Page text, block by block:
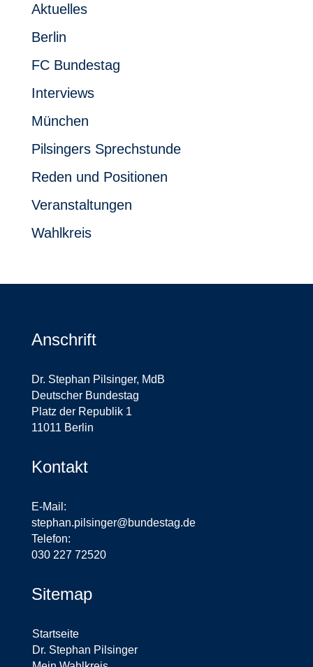
Aktuelles
Berlin
FC Bundestag
Interviews
München
Pilsingers Sprechstunde
Reden und Positionen
Veranstaltungen
Wahlkreis
Anschrift
Dr. Stephan Pilsinger, MdB
Deutscher Bundestag
Platz der Republik 1
11011 Berlin
Kontakt
E-Mail:
stephan.pilsinger@bundestag.de
Telefon:
030 227 72520
Sitemap
Startseite
Dr. Stephan Pilsinger